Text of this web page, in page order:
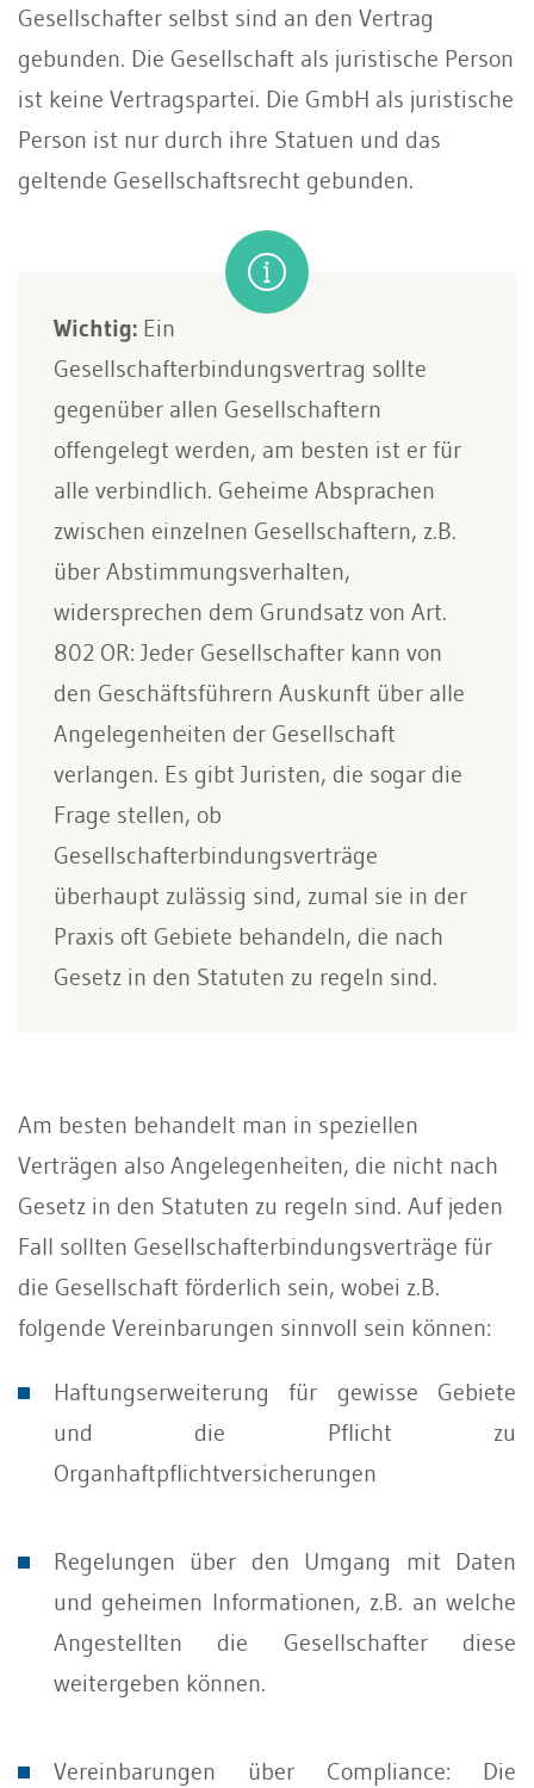
Gesellschafter selbst sind an den Vertrag
gebunden. Die Gesellschaft als juristische Person
ist keine Vertragspartei. Die GmbH als juristische
Person ist nur durch ihre Statuen und das
geltende Gesellschaftsrecht gebunden.
Wichtig: Ein
Gesellschafterbindungsvertrag sollte
gegenüber allen Gesellschaftern
offengelegt werden, am besten ist er für
alle verbindlich. Geheime Absprachen
zwischen einzelnen Gesellschaftern, z.B.
über Abstimmungsverhalten,
widersprechen dem Grundsatz von Art.
802 OR: Jeder Gesellschafter kann von
den Geschäftsführern Auskunft über alle
Angelegenheiten der Gesellschaft
verlangen. Es gibt Juristen, die sogar die
Frage stellen, ob
Gesellschafterbindungsverträge
überhaupt zulässig sind, zumal sie in der
Praxis oft Gebiete behandeln, die nach
Gesetz in den Statuten zu regeln sind.
Am besten behandelt man in speziellen
Verträgen also Angelegenheiten, die nicht nach
Gesetz in den Statuten zu regeln sind. Auf jeden
Fall sollten Gesellschafterbindungsverträge für
die Gesellschaft förderlich sein, wobei z.B.
folgende Vereinbarungen sinnvoll sein können:
Haftungserweiterung für gewisse Gebiete
und die Pflicht zu
Organhaftpflichtversicherungen
Regelungen über den Umgang mit Daten
und geheimen Informationen, z.B. an welche
Angestellten die Gesellschafter diese
weitergeben können.
Vereinbarungen über Compliance: Die